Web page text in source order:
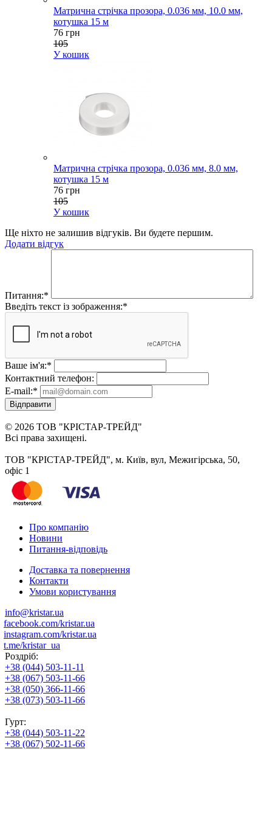
Матрична стрічка прозора, 0.036 мм, 10.0 мм,
котушка 15 м
76 грн
105
У кошик
Матрична стрічка прозора, 0.036 мм, 8.0 мм,
котушка 15 м
76 грн
105
У кошик
Ще ніхто не залишив відгуків. Ви будете першим.
Додати відгук
Питання:*
Введіть текст із зображення:*
Ваше ім'я:*
Контактний телефон:
E-mail:*
Відправити
© 2026 ТОВ "КРІСТАР-ТРЕЙД"
Всі права захищені.
ТОВ "КРІСТАР-ТРЕЙД", м. Київ, вул, Межигірська, 50,
офіс 1
Про компанію
Новини
Питання-відповідь
Доставка та повернення
Контакти
Умови користування
info@kristar.ua
facebook.com/kristar.ua
instagram.com/kristar.ua
t.me/kristar_ua
Роздріб:
+38 (044) 503-11-11
+38 (067) 503-11-66
+38 (050) 366-11-66
+38 (073) 503-11-66
Гурт:
+38 (044) 503-11-22
+38 (067) 502-11-66